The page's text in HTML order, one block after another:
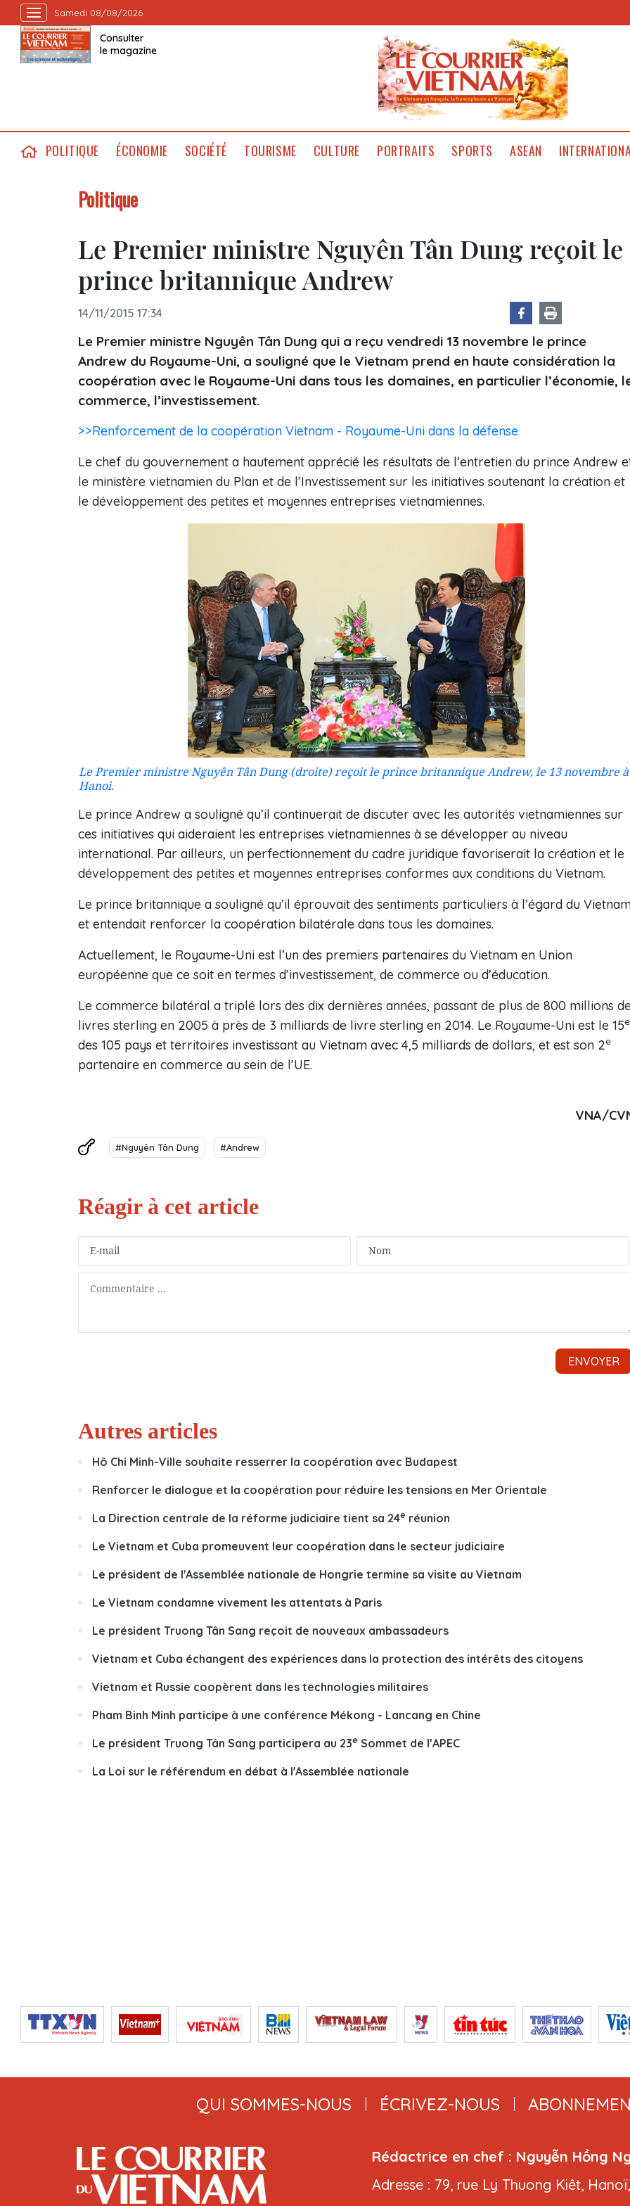
Samedi 08/08/2026
Consulter
le magazine
POLITIQUE ÉCONOMIE SOCIÉTÉ TOURISME CULTURE PORTRAITS SPORTS ASEAN
Politique
Le Premier ministre Nguyên Tân Dung reçoit le
prince britannique Andrew
14/11/2015 17:34
Le Premier ministre Nguyên Tân Dung qui a reçu vendredi 13 novembre le prince
Andrew du Royaume-Uni, a souligné que le Vietnam prend en haute considération la
coopération avec le Royaume-Uni dans tous les domaines, en particulier l’économie,
commerce, l’investissement.
>>Renforcement de la coopération Vietnam - Royaume-Uni dans la défense
Le chef du gouvernement a hautement apprécié les résultats de l’entretien du prince Andrew
le ministère vietnamien du Plan et de l’Investissement sur les initiatives soutenant la création et
le développement des petites et moyennes entreprises vietnamiennes.
Le Premier ministre Nguyên Tân Dung (droite) reçoit le prince britannique Andrew, le 13 novembre à
Hanoi.
Le prince Andrew a souligné qu’il continuerait de discuter avec les autorités vietnamiennes sur
ces initiatives qui aideraient les entreprises vietnamiennes à se développer au niveau
international. Par ailleurs, un perfectionnement du cadre juridique favoriserait la création et le
développement des petites et moyennes entreprises conformes aux conditions du Vietnam.
Le prince britannique a souligné qu’il éprouvait des sentiments particuliers à l’égard du
et entendait renforcer la coopération bilatérale dans tous les domaines.
Actuellement, le Royaume-Uni est l’un des premiers partenaires du Vietnam en Union
européenne que ce soit en termes d’investissement, de commerce ou d’éducation.
Le commerce bilatéral a triplé lors des dix dernières années, passant de plus de 800 millions
livres sterling en 2005 à près de 3 milliards de livre sterling en 2014. Le Royaume-Uni est le 15e
des 105 pays et territoires investissant au Vietnam avec 4,5 milliards de dollars, et est son 2e
partenaire en commerce au sein de l’UE.
VNA/
#Nguyên Tân Dung #Andrew
Autres articles
Hô Chi Minh-Ville souhaite resserrer la coopération avec Budapest
Renforcer le dialogue et la coopération pour réduire les tensions en Mer Orientale
La Direction centrale de la réforme judiciaire tient sa 24e réunion
Le Vietnam et Cuba promeuvent leur coopération dans le secteur judiciaire
Le président de l'Assemblée nationale de Hongrie termine sa visite au Vietnam
Le Vietnam condamne vivement les attentats à Paris
Le président Truong Tân Sang reçoit de nouveaux ambassadeurs
Vietnam et Cuba échangent des expériences dans la protection des intérêts des citoyens
Vietnam et Russie coopèrent dans les technologies militaires
Pham Binh Minh participe à une conférence Mékong - Lancang en Chine
Le président Truong Tân Sang participera au 23e Sommet de l’APEC
La Loi sur le référendum en débat à l'Assemblée nationale
QUI SOMMES-NOUS ÉCRIVEZ-NOUS
Rédactrice en chef : Nguyễn Hồng
Adresse : 79, rue Ly Thuong Kiêt,